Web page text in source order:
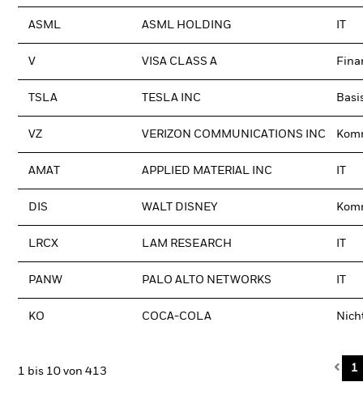
ASML ASML HOLDING
V VISA CLASS A
TSLA TESLA INC
VZ VERIZON COMMUNICATIONS INC
AMAT APPLIED MATERIAL INC
DIS WALT DISNEY
LRCX LAM RESEARCH
PANW PALO ALTO NETWORKS
KO COCA-COLA
1 bis 10 von 413 1